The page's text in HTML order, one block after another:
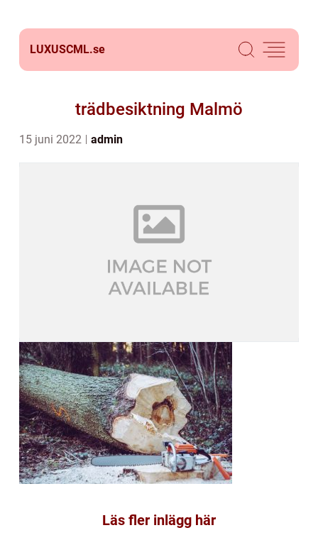
LUXUSCML.se
trädbesiktning Malmö
15 juni 2022 admin
Läs fler inlägg här